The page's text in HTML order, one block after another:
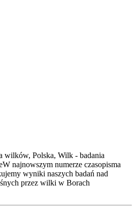
wilków, Polska, Wilk - badania
najnowszym numerze czasopisma
wyniki naszych badań nad
przez wilki w Borach